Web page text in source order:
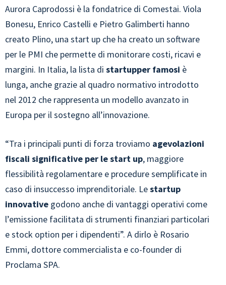
Aurora Caprodossi è la fondatrice di Comestai. Viola
Bonesu, Enrico Castelli e Pietro Galimberti hanno
creato Plino, una start up che ha creato un software
per le PMI che permette di monitorare costi, ricavi e
margini. In Italia, la lista di startupper famosi è
lunga, anche grazie al quadro normativo introdotto
nel 2012 che rappresenta un modello avanzato in
Europa per il sostegno all’innovazione.
“Tra i principali punti di forza troviamo agevolazioni
fiscali significative per le start up, maggiore
flessibilità regolamentare e procedure semplificate in
caso di insuccesso imprenditoriale. Lestartup
innovative godono anche di vantaggi operativi come
l’emissione facilitata di strumenti finanziari particolari
e stock option per i dipendenti”. A dirlo è Rosario
Emmi, dottore commercialista e co-founder di
Proclama SPA.